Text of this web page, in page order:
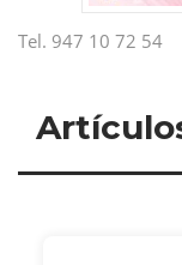
Tel. 947 10 72 54